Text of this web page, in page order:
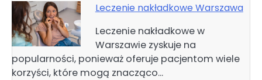
Leczenie nakładkowe Warszawa
Leczenie nakładkowe w
Warszawie zyskuje na
popularności, ponieważ oferuje pacjentom wiele
korzyści, które mogą znacząco…